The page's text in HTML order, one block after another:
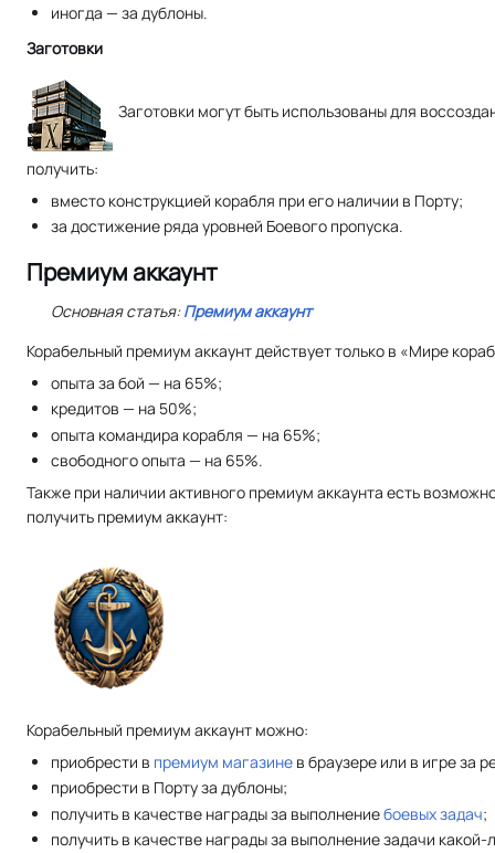
иногда — за дублоны.
Заготовки
Заготовки могут быть использованы для
получить:
вместо конструкцией корабля при его наличии в Порту;
за достижение ряда уровней Боевого пропуска.
Премиум аккаунт
Основная статья:Премиум аккаунт
Корабельный премиум аккаунт действует только в «Мире
опыта за бой — на 65%;
кредитов — на 50%;
опыта командира корабля — на 65%;
свободного опыта — на 65%.
Также при наличии активного премиум аккаунта есть
получить премиум аккаунт:
Корабельный премиум аккаунт можно:
приобрести в премиум магазине в браузере или в игре за
приобрести в Порту за дублоны;
получить в качестве награды за выполнениебоевых задач;
получить в качестве награды за выполнение задачи